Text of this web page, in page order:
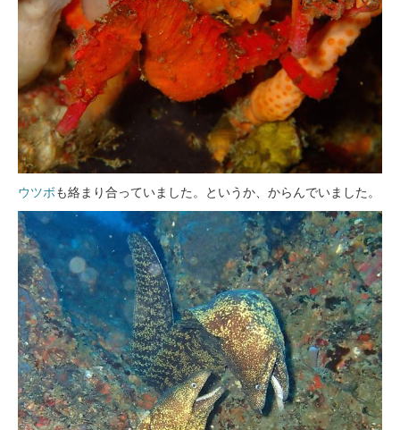
ウツボも絡まり合っていました。というか、からんでいました。